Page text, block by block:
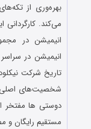
بهره‌وری از
می‌کند. کارگردانی
انیمیشن در
تاریخ شرکت
شخصیت‌های اصلی
دوستی ها مفتخر
مستقیم رایگان و